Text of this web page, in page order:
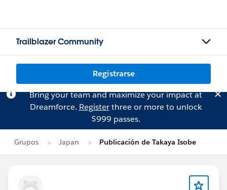
Trailblazer Community
Registrarse
Bring your team and maximize your impact at
Dreamforce. Registerthree or more to unlock
$999 passes.
Grupos Japan Publicación de Takaya Isobe